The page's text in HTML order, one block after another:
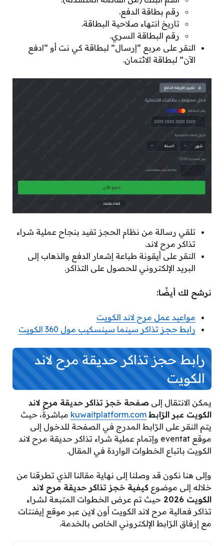
رقم بطاقة الدفع.
تاريخ انتهاء صلاحية البطاقة.
رقم البطاقة السري.
النقر على مربع “إرسال” لبطاقة كي نت أو “ادفع
الآن” لبطاقة الائتمان.
تلقي رسالة من نظام الحجز تفيد بنجاح عملية شراء
تذاكر مرح لاند.
النقر على أيقونة طباعة إشعار الدفع والذهاب إلى
البريد الإلكتروني للحصول على التذاكر.
نرشح لك أيضًا:
مواعيد عمل مرح لاند الكويت
رابط حجز تذاكر سينما سينسكيب مول 360 الكويت
رابط حجز تذاكر حديقة مرح لاند
الكويت
يمكن الانتقال إلى صفحة حَجز تذاكر حديقة مرح لاند
الكويت عبر الرّابط kuwaitplatform.com مباشرةً، حيث
يتم النقر على الرّابط المدرج في الصفحة للدخول إلى
موقع eventat وإتمام عملية شراء تذاكر حديقة مرح لاند
الكويت باتباع الخطوات الواردة في المقال.
وإلى هنا نكون قد وصلنا إلى نهاية مقالنا الذي تطرقنا من
خلاله إلى موضوع كيفية حَجز تذاكر حديقة مرح لاند
الكويت 2026
حيث تم عرض الخطوات المتبعة لشراء
تذاكر فعالية مرح لاند الكويت أون لاين عبر موقع إيفنتات
مع إرفاق الرّابط الإلكتروني الخاص بالخدمة.